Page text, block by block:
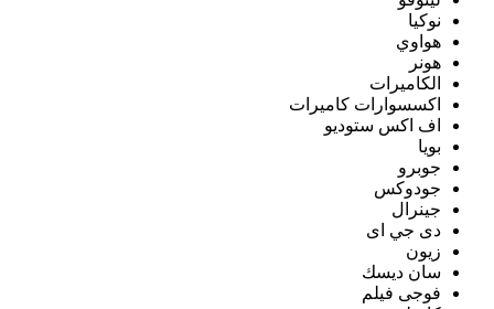
نوكيا
هواوي
هونر
الكاميرات
اكسسوارات كاميرات
اف اكس ستوديو
بويا
جوبرو
جودوكس
جينرال
دى جي اى
زيون
سان ديسك
فوجى فيلم